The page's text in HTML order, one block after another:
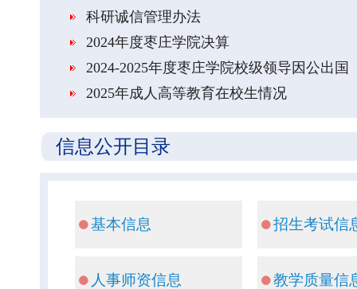
​科研诚信管理办法
​2024年度枣庄学院决算
​2024-2025年度枣庄学院校级领导因公出国
​2025年成人高等教育在校生情况
信息公开目录
基本信息 招生考试信
人事师资信息 教学质量信